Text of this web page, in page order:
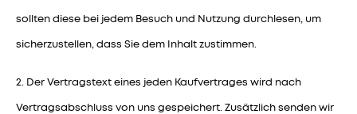
sollten diese bei jedem Besuch und Nutzung durchlesen, um
sicherzustellen, dass Sie dem Inhalt zustimmen.
2. Der Vertragstext eines jeden Kaufvertrages wird nach
Vertragsabschluss von uns gespeichert. Zusätzlich senden wir